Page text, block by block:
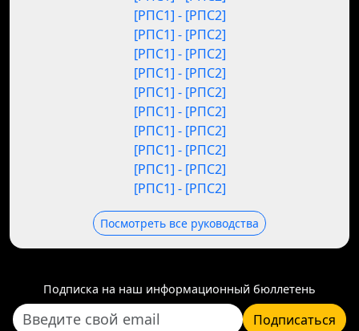
[РПС1] - [РПС2]
[РПС1] - [РПС2]
[РПС1] - [РПС2]
[РПС1] - [РПС2]
[РПС1] - [РПС2]
[РПС1] - [РПС2]
[РПС1] - [РПС2]
[РПС1] - [РПС2]
[РПС1] - [РПС2]
[РПС1] - [РПС2]
Посмотреть все руководства
Подписка на наш информационный бюллетень
Подписаться